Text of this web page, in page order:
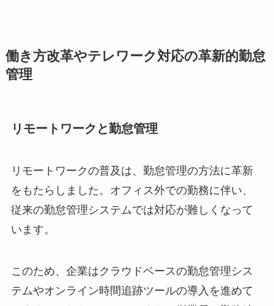
働き方改革やテレワーク対応の革新的勤怠
管理
リモートワークと勤怠管理
リモートワークの普及は、勤怠管理の方法に革新
をもたらしました。オフィス外での勤務に伴い、
従来の勤怠管理システムでは対応が難しくなって
います。
このため、企業はクラウドベースの勤怠管理シス
テムやオンライン時間追跡ツールの導入を進めて